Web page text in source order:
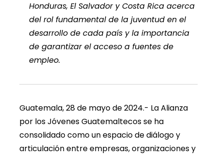
Honduras, El Salvador y Costa Rica acerca
del rol fundamental de la juventud en el
desarrollo de cada país y la importancia
de garantizar el acceso a fuentes de
empleo.
Guatemala, 28 de mayo de 2024.- La Alianza
por los Jóvenes Guatemaltecos se ha
consolidado como un espacio de diálogo y
articulación entre empresas, organizaciones y